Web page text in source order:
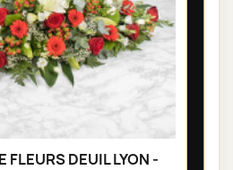
FLEURS DEUIL LYON -